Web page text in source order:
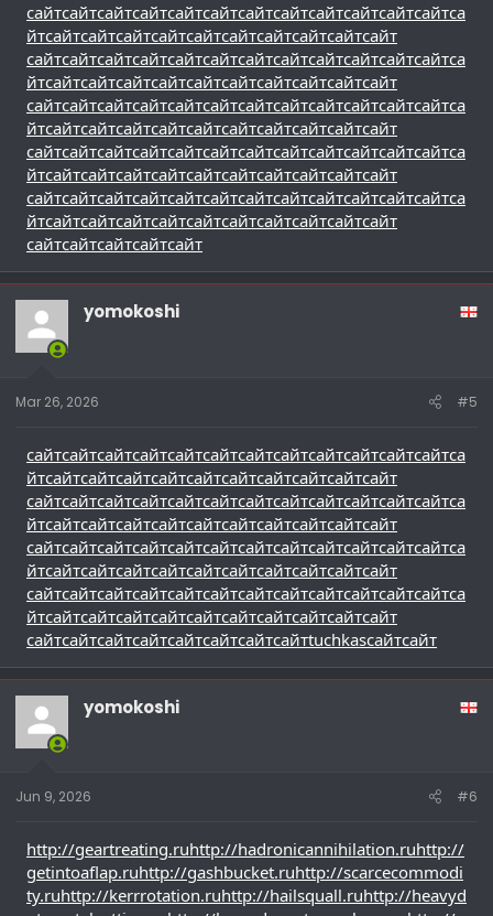
сайтсайтсайтсайтсайтсайтсайтсайтсайтсайтсайтсайтса
йтсайтсайтсайтсайтсайтсайтсайтсайтсайтсайт
сайтсайтсайтсайтсайтсайтсайтсайтсайтсайтсайтсайтса
йтсайтсайтсайтсайтсайтсайтсайтсайтсайтсайт
сайтсайтсайтсайтсайтсайтсайтсайтсайтсайтсайтсайтса
йтсайтсайтсайтсайтсайтсайтсайтсайтсайтсайт
сайтсайтсайтсайтсайтсайтсайтсайтсайтсайтсайтсайтса
йтсайтсайтсайтсайтсайтсайтсайтсайтсайтсайт
сайтсайтсайтсайтсайтсайтсайтсайтсайтсайтсайтсайтса
йтсайтсайтсайтсайтсайтсайтсайтсайтсайтсайт
сайтсайтсайтсайтсайт
yomokoshi
Mar 26, 2026 #5
сайтсайтсайтсайтсайтсайтсайтсайтсайтсайтсайтсайтса
йтсайтсайтсайтсайтсайтсайтсайтсайтсайтсайт
сайтсайтсайтсайтсайтсайтсайтсайтсайтсайтсайтсайтса
йтсайтсайтсайтсайтсайтсайтсайтсайтсайтсайт
сайтсайтсайтсайтсайтсайтсайтсайтсайтсайтсайтсайтса
йтсайтсайтсайтсайтсайтсайтсайтсайтсайтсайт
сайтсайтсайтсайтсайтсайтсайтсайтсайтсайтсайтсайтса
йтсайтсайтсайтсайтсайтсайтсайтсайтсайтсайт
сайтсайтсайтсайтсайтсайтсайтсайтtuchkasсайтсайт
yomokoshi
Jun 9, 2026 #6
http://geartreating.ruhttp://hadronicannihilation.ruhttp://
getintoaflap.ruhttp://gashbucket.ruhttp://scarcecommodi
ty.ruhttp://kerrrotation.ruhttp://hailsquall.ruhttp://heavyd